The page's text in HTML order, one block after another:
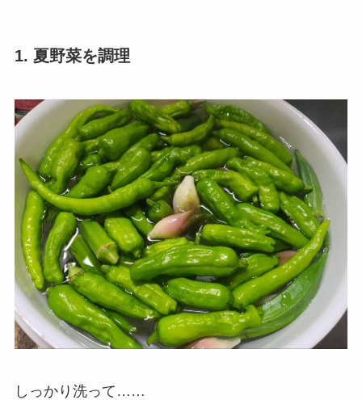
1. 夏野菜を調理
しっかり洗って……